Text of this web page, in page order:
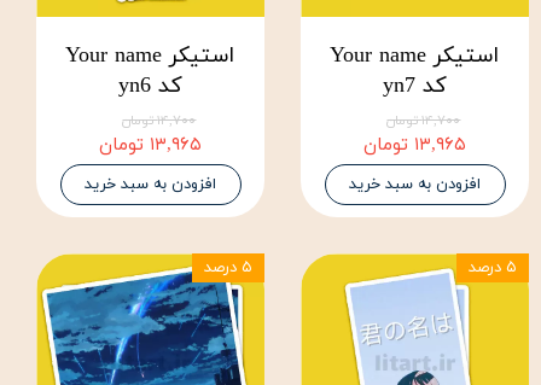
استیکر Your name
کد yn7
۱۴,۷۰۰ تومان
۱۳,۹۶۵ تومان
افزودن به سبد خرید
استیکر Your name
کد yn6
۱۴,۷۰۰ تومان
۱۳,۹۶۵ تومان
افزودن به سبد خرید
۵ درصد ۵ درصد